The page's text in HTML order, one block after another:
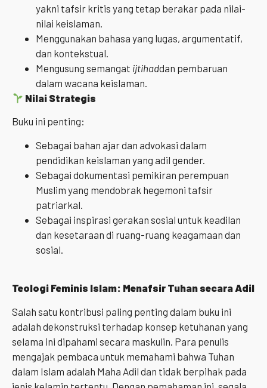
yakni tafsir kritis yang tetap berakar pada nilai-
nilai keislaman.
Menggunakan bahasa yang lugas, argumentatif,
dan kontekstual.
Mengusung semangat ijtihaddan pembaruan
dalam wacana keislaman.
Nilai Strategis
Buku ini penting:
Sebagai bahan ajar dan advokasi dalam
pendidikan keislaman yang adil gender.
Sebagai dokumentasi pemikiran perempuan
Muslim yang mendobrak hegemoni tafsir
patriarkal.
Sebagai inspirasi gerakan sosial untuk keadilan
dan kesetaraan di ruang-ruang keagamaan dan
sosial.
Teologi Feminis Islam: Menafsir Tuhan secara Adil
Salah satu kontribusi paling penting dalam buku ini
adalah dekonstruksi terhadap konsep ketuhanan yang
selama ini dipahami secara maskulin. Para penulis
mengajak pembaca untuk memahami bahwa Tuhan
dalam Islam adalah Maha Adil dan tidak berpihak pada